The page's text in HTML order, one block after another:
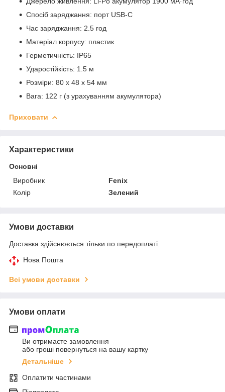
Спосіб заряджання: порт USB-C
Час заряджання: 2.5 год
Матеріал корпусу: пластик
Герметичність: IP65
Ударостійкість: 1.5 м
Розміри: 80 х 48 х 54 мм
Вага: 122 г (з урахуванням акумулятора)
Приховати
Характеристики
Основні
Виробник
Fenix
Колір
Зелений
Умови доставки
Доставка здійснюється тільки по передоплаті.
Нова Пошта
Всі умови доставки
Умови оплати
Ви отримаєте замовлення
або гроші повернуться на вашу картку
Детальніше
Оплатити частинами